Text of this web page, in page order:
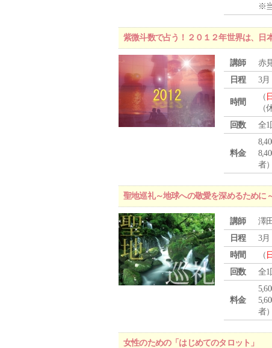
※
紫微斗数で占う！２０１２年世界は、日
講師
赤
日程
3月
時間
（ 日
（
回数
全1
料金
者）
聖地巡礼～地球への敬愛を深めるために
講師
澤
日程
3月
時間
（ 日
回数
全1
料金
者）
女性のための「はじめてのタロット」